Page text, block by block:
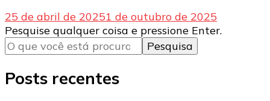
25 de abril de 20251 de outubro de 2025
Procurando
algo?
Pesquise qualquer coisa e pressione Enter.
Posts recentes